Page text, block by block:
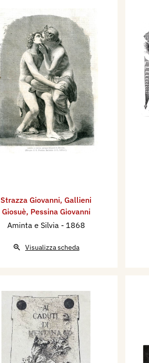
Strazza Giovanni, Gallieni
Giosuè, Pessina Giovanni
Aminta e Silvia - 1868
Visualizza scheda